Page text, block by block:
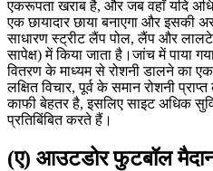
एकरूपता खराब है, और जब वहाँ यदि
एक छायादार छाया बनाएगा और इसकी
साधारण स्ट्रीट लैंप पोल, लैंप और
सापेक्ष) में किया जाता है।जांच में पाया
वितरण के माध्यम से रोशनी डालने का
लक्षित विचार, पूर्व के समान रोशनी
काफी बेहतर है, इसलिए साइट अधिक
प्रतिबिंबित करते हैं।
(ए) आउटडोर फुटबॉल